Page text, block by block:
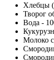
Хлебцы
Творог
Вода -
Молоко